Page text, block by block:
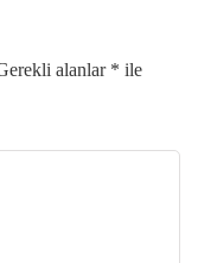
alanlar * ile